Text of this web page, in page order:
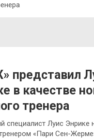
представил
в качестве
тренера
специалист Луис Энрике
«Пари Сен-